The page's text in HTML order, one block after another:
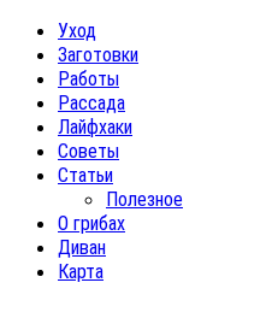
Уход
Заготовки
Работы
Рассада
Лайфхаки
Советы
Статьи
Полезное
О грибах
Диван
Карта